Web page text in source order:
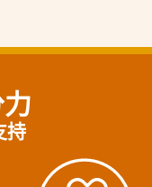
持